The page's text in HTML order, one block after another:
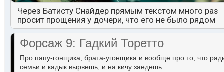
Через Батисту Снайдер прямым текстом много раз
просит прощения у дочери, что его не было рядом
Форсаж 9: Гадкий Торетто
Про папу-гонщика, брата-угонщика и вообще про то, что
семьи и кадык вырвешь, и на кичу заедешь